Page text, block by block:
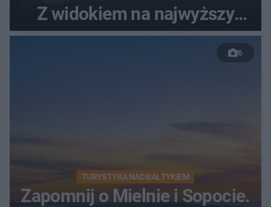
Z widokiem na najwyższy
szczyt Gór Świętokrzyskich
6
TURYSTYKA NAD BAŁTYKIEM
Zapomnij o Mielnie i Sopocie.